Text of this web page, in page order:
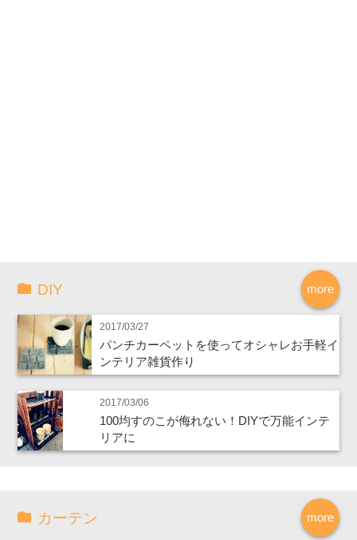
more
DIY
2017/03/27
パンチカーペットを使ってオシャレお手軽イ
ンテリア雑貨作り
2017/03/06
100均すのこが侮れない！DIYで万能インテ
リアに
more
カーテン